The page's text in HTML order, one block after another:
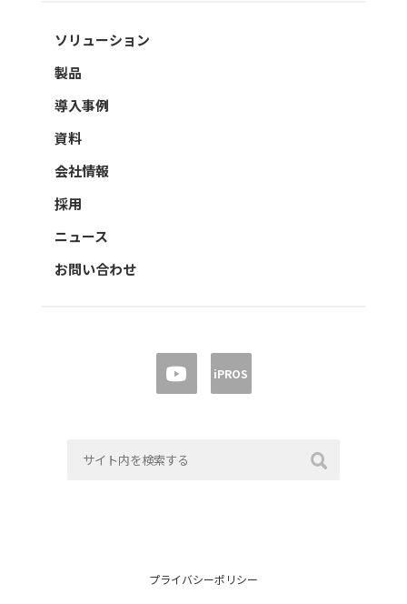
ソリューション
製品
導入事例
資料
会社情報
採用
ニュース
お問い合わせ
iPROS
プライバシーポリシー